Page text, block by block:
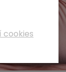
cookies